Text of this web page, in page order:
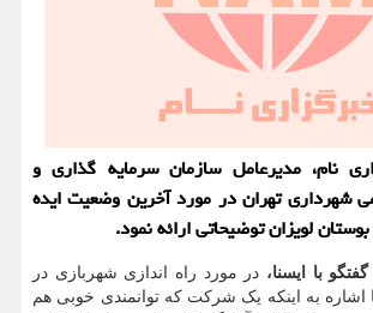
نام، مدیرعامل سازمان سرمایه گذاری و
شهرداری تهران در مورد آخرین وضعیت ایده
لویزان توضیحاتی ارائه نمود.
با ایسنا، در مورد راه اندازی شهربازی در
اشاره به اینکه یک شرکت که توانمندی خوبی هم